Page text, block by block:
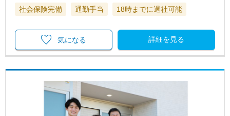
社会保険完備 通勤手当 18時までに退社可能
詳細を見る
気になる